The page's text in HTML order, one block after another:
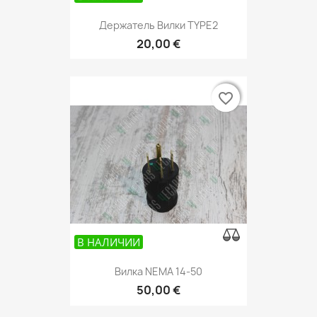
Держатель Вилки TYPE2
20,00 €
В НАЛИЧИИ
Вилка NEMA 14-50
50,00 €
favorite_border
favorite_border